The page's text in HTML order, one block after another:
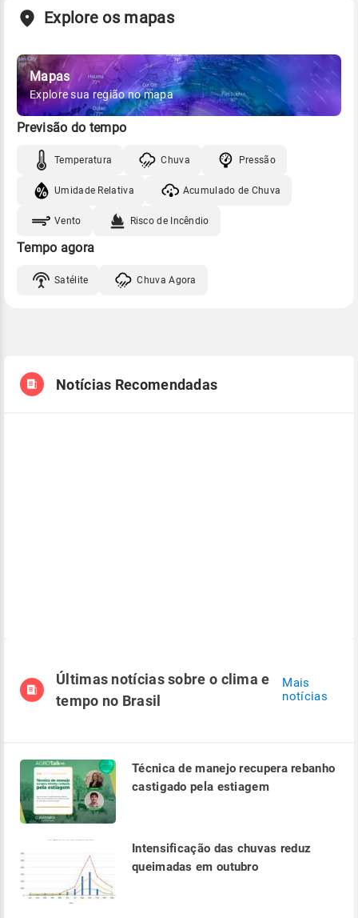
Explore os mapas
Mapas
Explore sua região no mapa
Previsão do tempo
Temperatura Chuva Pressão
Umidade Relativa Acumulado de Chuva
Vento Risco de Incêndio
Tempo agora
Satélite Chuva Agora
Notícias Recomendadas
Últimas notícias sobre o clima e
tempo no Brasil
Mais
notícias
Técnica de manejo recupera rebanho
castigado pela estiagem
Intensificação das chuvas reduz
queimadas em outubro